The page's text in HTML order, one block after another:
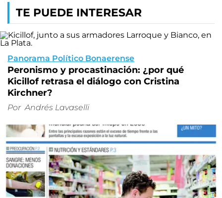
TE PUEDE INTERESAR
Panorama Político Bonaerense
Peronismo y procastinación: ¿por qué
Kicillof retrasa el diálogo con Cristina
Kirchner?
Por Andrés Lavaselli